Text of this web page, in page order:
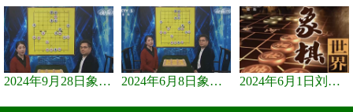
2024年9月28日象棋世界栏目，刘君、蒋川讲解了第九届杨官璘杯象棋... 2024年6月8日象棋世界，刘君、蒋川讲解了第九届杨官璘杯全国象棋... 2024年6月1日刘君、蒋川讲解第三届上海杯象棋大师赛谢靖与李少庚...